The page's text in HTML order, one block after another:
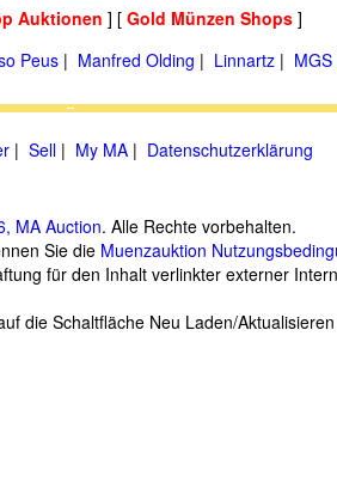
Auktionen ] [ Gold Münzen Shops]
Peus | Manfred Olding | Linnartz |
| Sell | My MA | Datenschutzerklärung
MA Auction. Alle Rechte vorbehalten.
Sie die Muenzauktion
für den Inhalt verlinkter externer
die Schaltfläche Neu Laden/